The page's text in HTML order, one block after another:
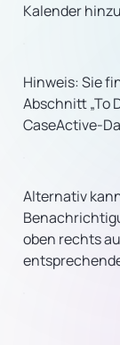
Kalender
Hinweis: Sie
Abschnitt „To
CaseActive-
Alternativ
oben rechts